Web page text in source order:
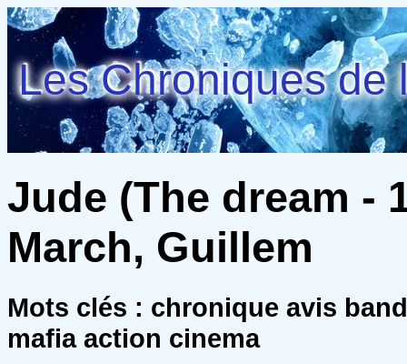
Les Chroniques de
Jude (The dream -
March, Guillem
Mots clés : chronique avis
mafia action cinema